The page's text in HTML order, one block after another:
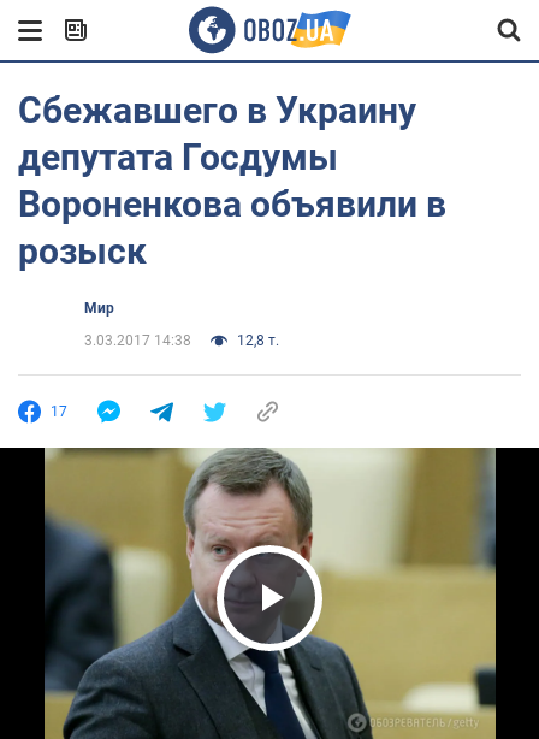
Сбежавшего в Украину
депутата Госдумы
Вороненкова объявили в
розыск
Мир
3.03.2017 14:38
12,8 т.
17
Play Video